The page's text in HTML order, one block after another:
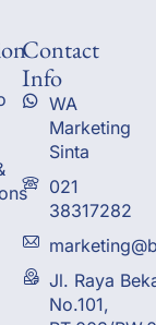
Contact
Info
WA
Marketing
Sinta
021
38317282
Jl. Raya
No.101,